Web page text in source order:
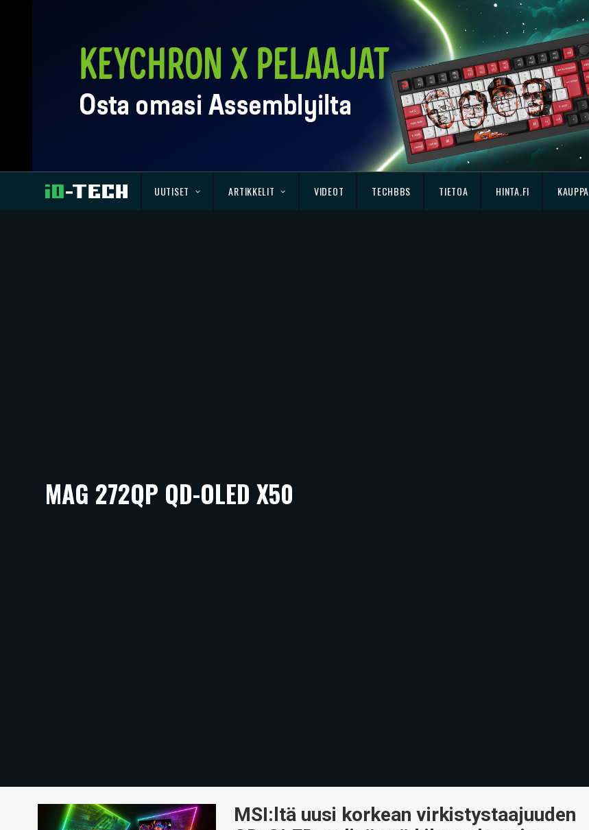
UUTISET ARTIKKELIT VIDEOT TECHBBS TIETOA HINTA.FI KAUPPA
MAG 272QP QD-OLED X50
MSI:ltä uusi korkean virkistystaajuuden